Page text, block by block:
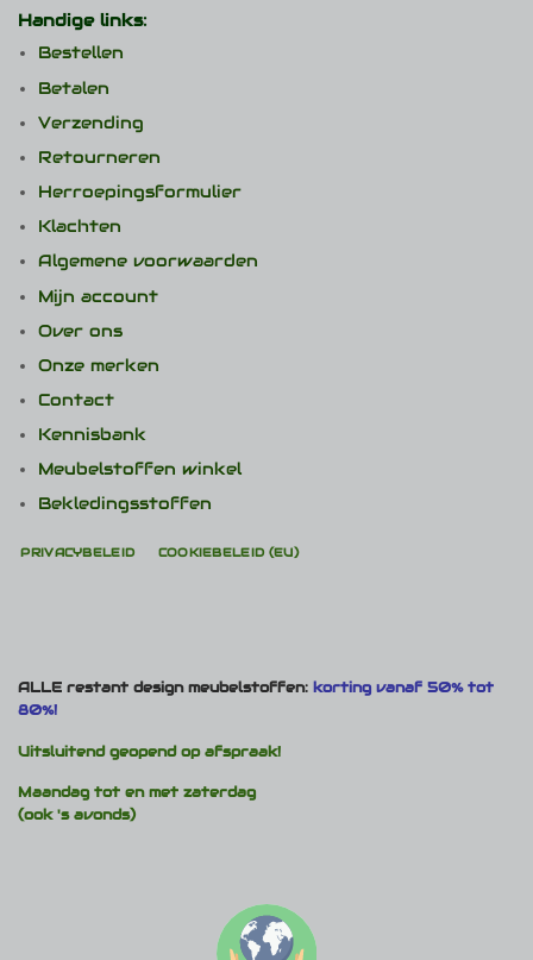
Handige links:
Bestellen
Betalen
Verzending
Retourneren
Herroepingsformulier
Klachten
Algemene voorwaarden
Mijn account
Over ons
Onze merken
Contact
Kennisbank
Meubelstoffen winkel
Bekledingsstoffen
PRIVACYBELEID COOKIEBELEID (EU)
ALLE restant design meubelstoffen: korting vanaf 50% tot
80%!
Uitsluitend geopend op afspraak!
Maandag tot en met zaterdag
(ook 's avonds)